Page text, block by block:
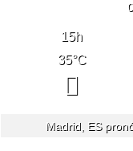
15h
35°C
Madrid, ES